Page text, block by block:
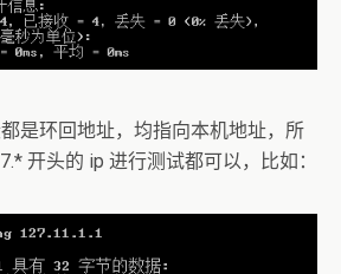
都是环回地址，均指向本机地址，所
开头的 ip 进行测试都可以，比如：